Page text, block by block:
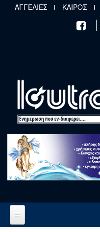
Παράκαμψη προς το κυρίως
ΑΓΓΕΛΙΕΣ ΚΑΙΡΟΣ